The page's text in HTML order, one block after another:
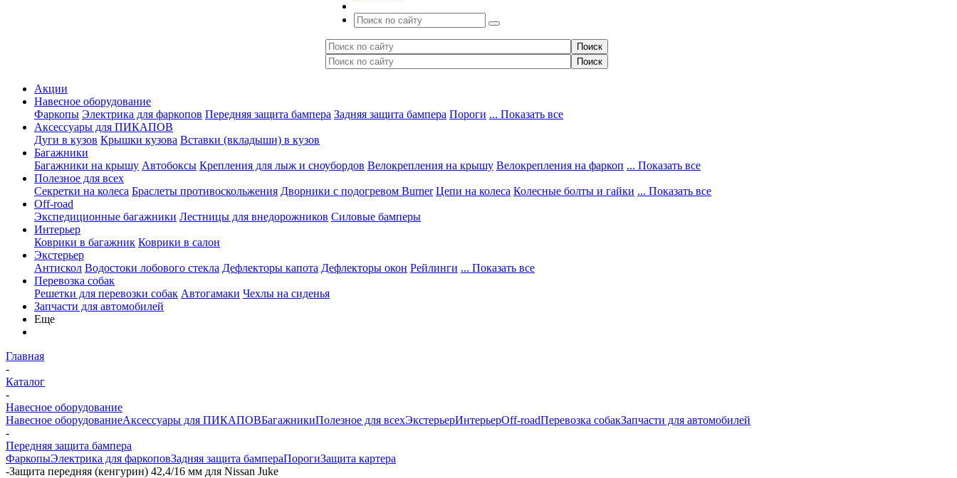
Акции
Навесное оборудование
Фаркопы Электрика для фаркопов Передняя защита бампера Задняя защита бампера Пороги ... Показать все
Аксессуары для ПИКАПОВ
Дуги в кузов Крышки кузова Вставки (вкладыши) в кузов
Багажники
Багажники на крышу Автобоксы Крепления для лыж и сноубордов Велокрепления на крышу Велокрепления на фаркоп ... Показать все
Полезное для всех
Секретки на колеса Браслеты противоскольжения Дворники с подогревом Burner Цепи на колеса Колесные болты и гайки ... Показать все
Off-road
Экспедиционные багажники Лестницы для внедорожников Силовые бамперы
Интерьер
Коврики в багажник Коврики в салон
Экстерьер
Антискол Водостоки лобового стекла Дефлекторы капота Дефлекторы окон Рейлинги ... Показать все
Перевозка собак
Решетки для перевозки собак Автогамаки Чехлы на сиденья
Запчасти для автомобилей
Еще
Главная
-
Каталог
-
Навесное оборудование
Навесное оборудованиеАксессуары для ПИКАПОВБагажникиПолезное для всехЭкстерьерИнтерьерOff-roadПеревозка собакЗапчасти для автомобилей
-
Передняя защита бампера
ФаркопыЭлектрика для фаркоповЗадняя защита бампераПорогиЗащита картера
-Защита передняя (кенгурин) 42,4/16 мм для Nissan Juke